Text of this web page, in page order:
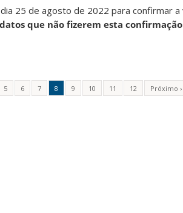
25 de agosto de 2022 para confirmar
que não fizerem esta
5 6 7 8 9 10 11 12 Próximo ›